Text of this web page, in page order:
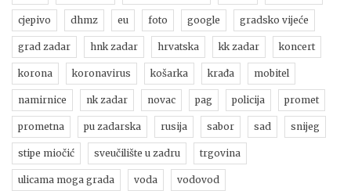
cjepivo dhmz eu foto google gradsko vijeće
grad zadar hnk zadar hrvatska kk zadar koncert
korona koronavirus košarka krađa mobitel
namirnice nk zadar novac pag policija promet
prometna pu zadarska rusija sabor sad snijeg
stipe miočić sveučilište u zadru trgovina
ulicama moga grada voda vodovod